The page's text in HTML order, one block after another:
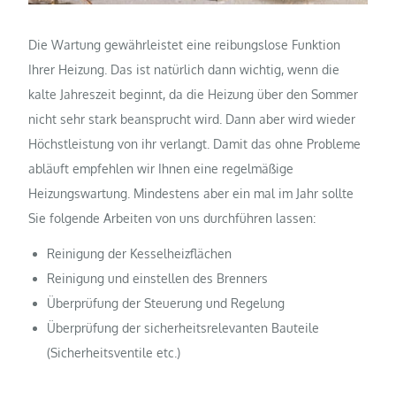
Die Wartung gewährleistet eine reibungslose Funktion
Ihrer Heizung. Das ist natürlich dann wichtig, wenn die
kalte Jahreszeit beginnt, da die Heizung über den Sommer
nicht sehr stark beansprucht wird. Dann aber wird wieder
Höchstleistung von ihr verlangt. Damit das ohne Probleme
abläuft empfehlen wir Ihnen eine regelmäßige
Heizungswartung. Mindestens aber ein mal im Jahr sollte
Sie folgende Arbeiten von uns durchführen lassen:
Reinigung der Kesselheizflächen
Reinigung und einstellen des Brenners
Überprüfung der Steuerung und Regelung
Überprüfung der sicherheitsrelevanten Bauteile
(Sicherheitsventile etc.)